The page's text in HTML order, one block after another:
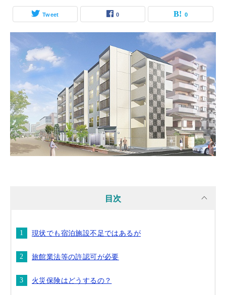
Tweet 0 0
目次
現状でも宿泊施設不足ではあるが
旅館業法等の許認可が必要
火災保険はどうするの？